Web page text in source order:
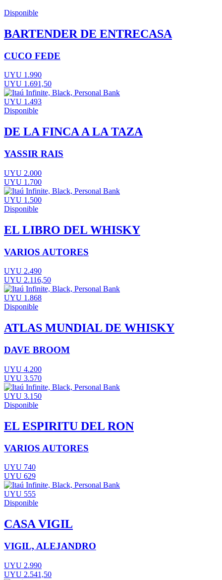
Disponible
BARTENDER DE ENTRECASA
CUCO FEDE
UYU 1.990
UYU 1.691,50
UYU 1.493
Disponible
DE LA FINCA A LA TAZA
YASSIR RAIS
UYU 2.000
UYU 1.700
UYU 1.500
Disponible
EL LIBRO DEL WHISKY
VARIOS AUTORES
UYU 2.490
UYU 2.116,50
UYU 1.868
Disponible
ATLAS MUNDIAL DE WHISKY
DAVE BROOM
UYU 4.200
UYU 3.570
UYU 3.150
Disponible
EL ESPIRITU DEL RON
VARIOS AUTORES
UYU 740
UYU 629
UYU 555
Disponible
CASA VIGIL
VIGIL, ALEJANDRO
UYU 2.990
UYU 2.541,50